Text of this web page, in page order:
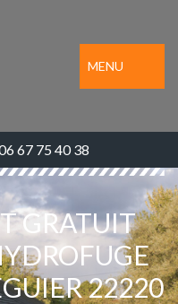
MENU
67 75 40 38
GRATUIT
22220